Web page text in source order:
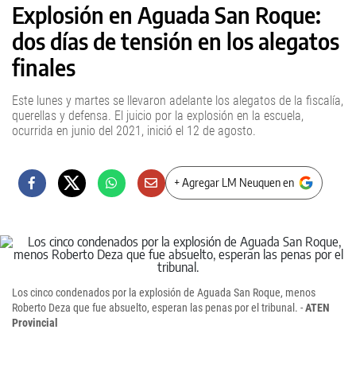
Explosión en Aguada San Roque:
dos días de tensión en los alegatos
finales
Este lunes y martes se llevaron adelante los alegatos de la fiscalía,
querellas y defensa. El juicio por la explosión en la escuela,
ocurrida en junio del 2021, inició el 12 de agosto.
+ Agregar LM Neuquen en
Los cinco condenados por la explosión de Aguada San Roque, menos
Roberto Deza que fue absuelto, esperan las penas por el tribunal.
ATEN
Provincial